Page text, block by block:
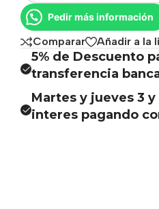
Pedir más información
Comparar Añadir a la
5% de Descuento
transferencia
Martes y jueves 3
interes pagando